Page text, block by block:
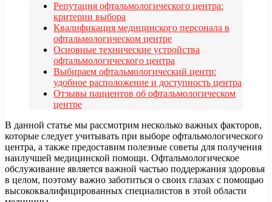
Репутация офтальмологического центра:
критерии выбора
Квалификация медицинского персонала в
офтальмологическом центре
Основные технические устройства
офтальмологического центра
Выбираем офтальмологический центр:
удобное расположение и доступность центра
Отзывы пациентов об офтальмологическом
центре
В данной статье мы рассмотрим несколько важных факторов,
которые следует учитывать при выборе офтальмологического
центра, а также предоставим полезные советы для получения
наилучшей медицинской помощи. Офтальмологическое
обслуживание является важной частью поддержания здоровья
в целом, поэтому важно заботиться о своих глазах с помощью
высококвалифицированных специалистов в этой области